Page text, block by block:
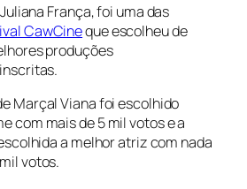
França, foi uma das
CawCineque escolheu de
produções
Marçal Viana foi escolhido
com mais de 5 mil votos e a
a melhor atriz com nada
votos.